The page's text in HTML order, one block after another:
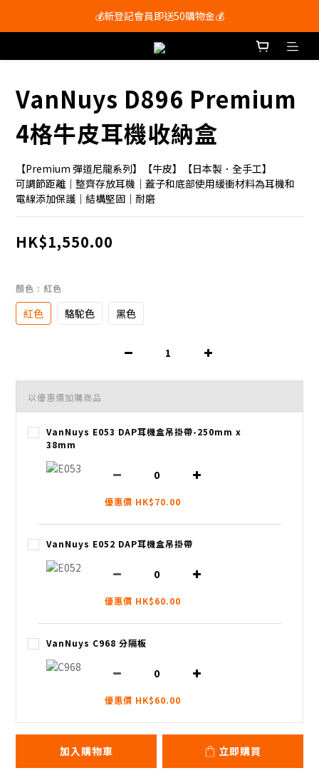
會員尊享購物滿$250即享免運費🚚
💰新登記會員即送50購物金💰
會員尊享購物滿$250即享免運費🚚
VanNuys D896 Premium
4格牛皮耳機收納盒
【Premium 彈道尼龍系列】【牛皮】【日本製．全手工】
可調節距離｜整齊存放耳機｜蓋子和底部使用緩衝材料為耳機和
電線添加保護｜結構堅固｜耐磨
HK$1,550.00
顏色 : 紅色
紅色 駱駝色 黑色
以優惠價加購商品
VanNuys E053 DAP耳機盒吊掛帶-250mm x
38mm
優惠價 HK$70.00
VanNuys E052 DAP耳機盒吊掛帶
優惠價 HK$60.00
VanNuys C968 分隔板
優惠價 HK$60.00
加入購物車 立即購買